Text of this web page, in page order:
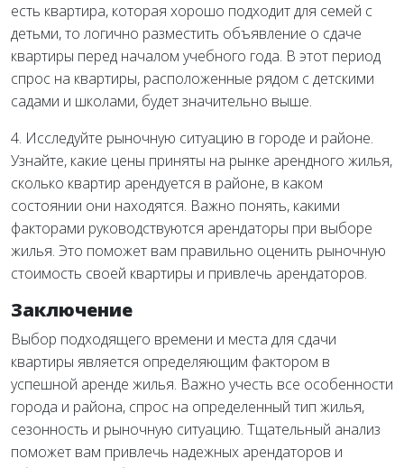
есть квартира, которая хорошо подходит для семей с
детьми, то логично разместить объявление о сдаче
квартиры перед началом учебного года. В этот период
спрос на квартиры, расположенные рядом с детскими
садами и школами, будет значительно выше.
4. Исследуйте рыночную ситуацию в городе и районе.
Узнайте, какие цены приняты на рынке арендного жилья,
сколько квартир арендуется в районе, в каком
состоянии они находятся. Важно понять, какими
факторами руководствуются арендаторы при выборе
жилья. Это поможет вам правильно оценить рыночную
стоимость своей квартиры и привлечь арендаторов.
Заключение
Выбор подходящего времени и места для сдачи
квартиры является определяющим фактором в
успешной аренде жилья. Важно учесть все особенности
города и района, спрос на определенный тип жилья,
сезонность и рыночную ситуацию. Тщательный анализ
поможет вам привлечь надежных арендаторов и